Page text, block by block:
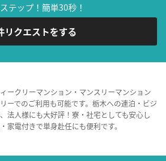
テップ！簡単30秒！
リクエストをする
ークリーマンション・マンスリーマンション
ーでのご利用も可能です。栃木への連泊・ビジ
法人様にも大好評！寮・社宅としても安心し
家電付きで単身赴任にも便利です。